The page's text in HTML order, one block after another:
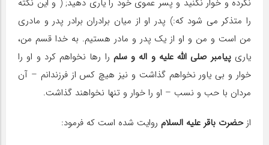
نکرده و خوار نکنید و پسر عموی خود را یاری دهید; ( و این نکته
را متذکر می شود که:) پدر او از میان برادران برادر پدر و مادری
من است و من و او از یک پدر و مادر هستیم. به خدا قسم من،
یاریپیامبر صلی الله علیه و اله و سلم را رها نخواهم کرد و او را
خوار و بی یاور نخواهم گذاشت و نیز هیچ کس از فرزندانم – آن
مردان با حب و نسب – او را خوار و تنها نخواهند گذاشت.
ازحضرت باقر علیه السلام روایت شده است که فرمود: